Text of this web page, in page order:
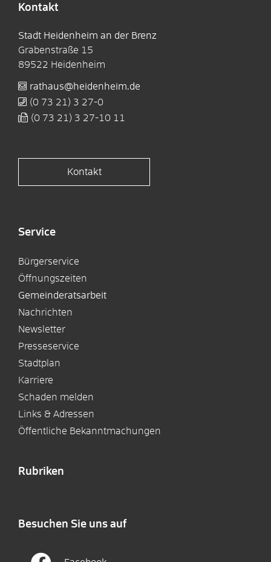
Kontakt
Stadt Heidenheim an der Brenz
Grabenstraße 15
89522 Heidenheim
rathaus@heidenheim.de
(0 73 21) 3 27-0
(0 73 21) 3 27-10 11
Kontakt
Service
Bürgerservice
Öffnungszeiten
Gemeinderatsarbeit
Nachrichten
Newsletter
Presseservice
Stadtplan
Karriere
Schaden melden
Links & Adressen
Öffentliche Bekanntmachungen
Rubriken
Besuchen Sie uns auf